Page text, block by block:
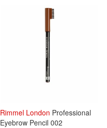
Rimmel London Professional
Eyebrow Pencil 002